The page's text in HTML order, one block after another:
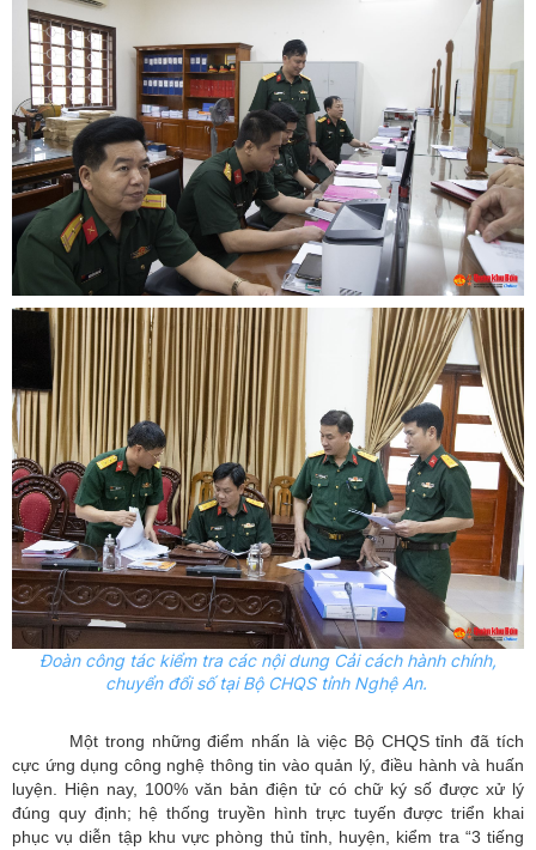
Đoàn công tác kiểm tra các nội dung Cải cách hành chính,
chuyển đổi số tại Bộ CHQS tỉnh Nghệ An.
Một trong những điểm nhấn là việc Bộ CHQS tỉnh đã tích
cực ứng dụng công nghệ thông tin vào quản lý, điều hành và huấn
luyện. Hiện nay, 100% văn bản điện tử có chữ ký số được xử lý
đúng quy định; hệ thống truyền hình trực tuyến được triển khai
phục vụ diễn tập khu vực phòng thủ tỉnh, huyện, kiểm tra “3 tiếng